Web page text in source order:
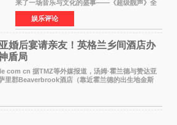
来了一场音乐与文化的盛事——《超级靓声》全
国励志音乐公益节目上海唱区新闻发布会暨启动
仪式在此隆重举行。各界领导、嘉宾与媒体朋友
齐聚一堂，共同
娱乐评论
婚后宴请亲友！英格兰乡间酒店办
盾局
cn 据TMZ等外媒报道，汤姆·霍兰德与赞达亚
里郡Beaverbrook酒店（靠近霍兰德的出生地金斯
友们喝喜酒，庆祝